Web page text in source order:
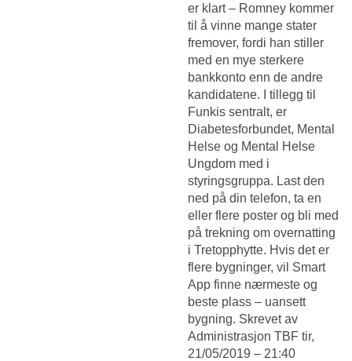
er klart – Romney kommer
til å vinne mange stater
fremover, fordi han stiller
med en mye sterkere
bankkonto enn de andre
kandidatene. I tillegg til
Funkis sentralt, er
Diabetesforbundet, Mental
Helse og Mental Helse
Ungdom med i
styringsgruppa. Last den
ned på din telefon, ta en
eller flere poster og bli med
på trekning om overnatting
i Tretopphytte. Hvis det er
flere bygninger, vil Smart
App finne nærmeste og
beste plass – uansett
bygning. Skrevet av
Administrasjon TBF tir,
21/05/2019 – 21:40